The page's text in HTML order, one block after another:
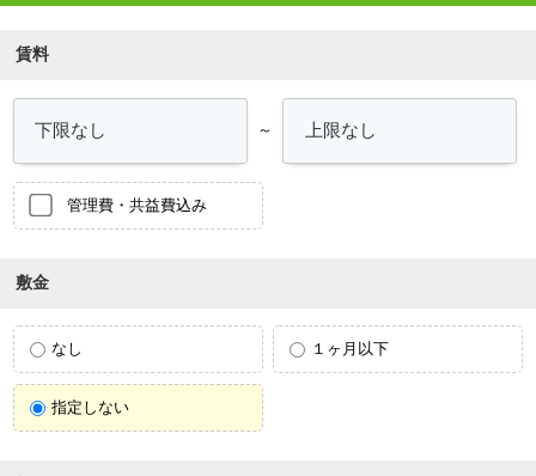
賃料
～
管理費・共益費込み
敷金
なし １ヶ月以下
指定しない